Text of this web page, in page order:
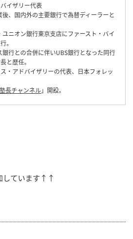
イザリー代表
、国内外の主要銀行で為替ディーラーと
ニオン銀行東京支店にファースト・バイ
。
行との合併に伴いUBS銀行となった同行
と歴任。
・アドバイザリーの代表、日本フォレッ
長チャンネル」開設。
しています↑↑